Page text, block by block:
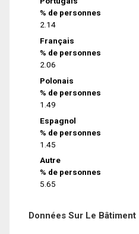
% de personnes
2.14
Français
% de personnes
2.06
Polonais
% de personnes
1.49
Espagnol
% de personnes
1.45
Autre
% de personnes
5.65
Données Sur Le Bâtiment